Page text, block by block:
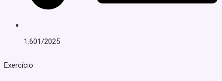
1.601/2025
Exercício